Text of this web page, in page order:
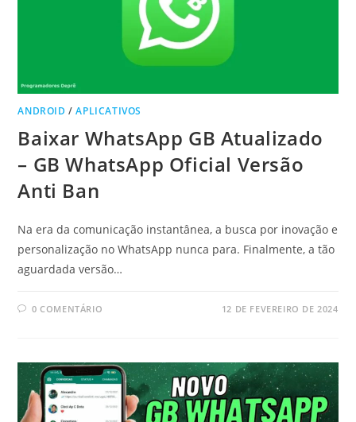
ANDROID /APLICATIVOS
Baixar WhatsApp GB Atualizado
– GB WhatsApp Oficial Versão
Anti Ban
Na era da comunicação instantânea, a busca por inovação e
personalização no WhatsApp nunca para. Finalmente, a tão
aguardada versão…
0 COMENTÁRIO 12 DE FEVEREIRO DE 2024